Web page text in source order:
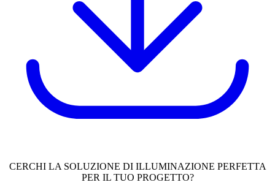
CERCHI LA SOLUZIONE DI ILLUMINAZIONE PERFETTA
PER IL TUO PROGETTO?